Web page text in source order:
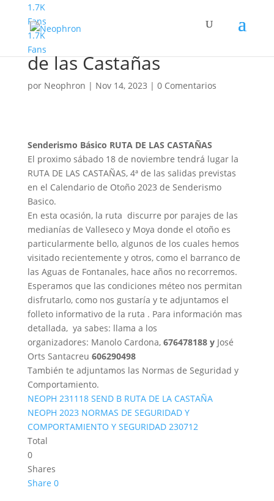
1.7K
Fans
1.7K
Fans
Senderismo Básico Ruta
de las Castañas
por Neophron | Nov 14, 2023 | 0 Comentarios
Senderismo Básico RUTA DE LAS CASTAÑAS
El proximo sábado 18 de noviembre tendrá lugar la
RUTA DE LAS CASTAÑAS, 4ª de las salidas previstas
en el Calendario de Otoño 2023 de Senderismo
Basico.
En esta ocasión, la ruta discurre por parajes de las
medianías de Valleseco y Moya donde el otoño es
particularmente bello, algunos de los cuales hemos
visitado recientemente y otros, como el barranco de
las Aguas de Fontanales, hace años no recorremos.
Esperamos que las condiciones méteo nos permitan
disfrutarlo, como nos gustaría y te adjuntamos el
folleto informativo de la ruta . Para información mas
detallada, ya sabes: llama a los
organizadores: Manolo Cardona, 676478188 y José
Orts Santacreu 606290498
También te adjuntamos las Normas de Seguridad y
Comportamiento.
NEOPH 231118 SEND B RUTA DE LA CASTAÑA
NEOPH 2023 NORMAS DE SEGURIDAD Y
COMPORTAMIENTO Y SEGURIDAD 230712
Total
0
Shares
Share 0